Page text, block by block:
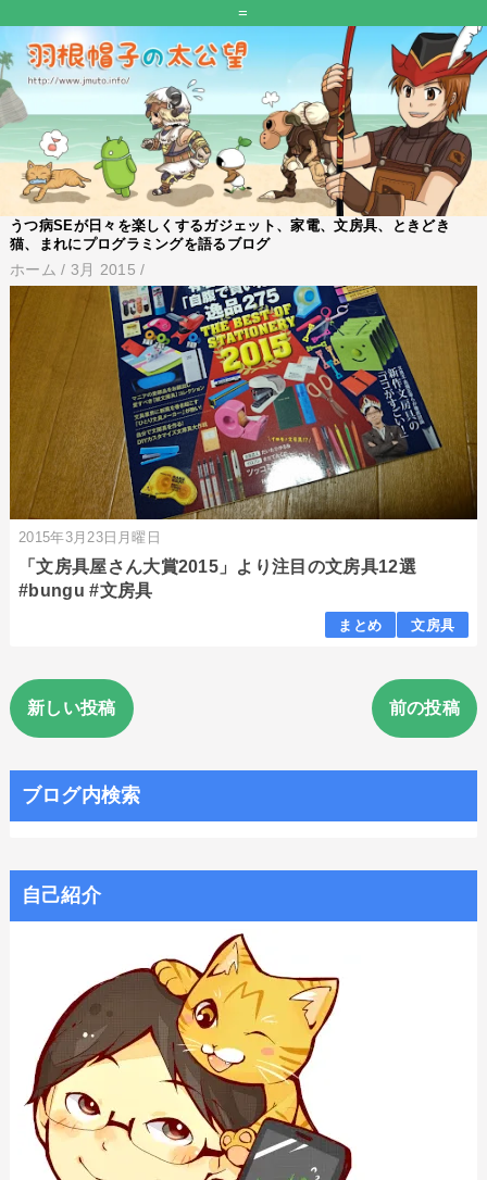
=
うつ病SEが日々を楽しくするガジェット、家電、文房具、ときどき
猫、まれにプログラミングを語るブログ
ホーム / 3月 2015 /
2015年3月23日月曜日
「文房具屋さん大賞2015」より注目の文房具12選
#bungu #文房具
まとめ 文房具
新しい投稿 前の投稿
ブログ内検索
自己紹介